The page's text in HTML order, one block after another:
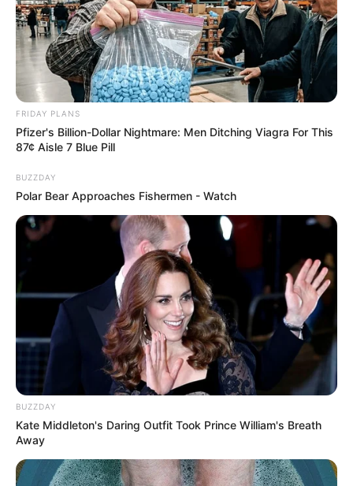
1001 pallets
FRIDAY PLANS
Pfizer's Billion-Dollar Nightmare: Men Ditching Viagra For This
87¢ Aisle 7 Blue Pill
BUZZDAY
Polar Bear Approaches Fishermen - Watch
BUZZDAY
Kate Middleton's Daring Outfit Took Prince William's Breath
Away